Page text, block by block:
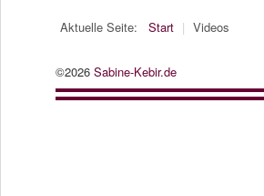
Verschiedenes
Aktuelle Seite: Start | Videos
©2026 Sabine-Kebir.de